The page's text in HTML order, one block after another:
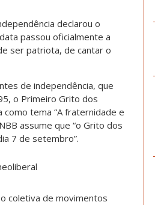
declarou o
passou oficialmente a
ser patriota, de cantar o
de independência, que
o Primeiro Grito dos
como tema “A fraternidade e
assume que “o Grito dos
7 de setembro”.
coletiva de movimentos